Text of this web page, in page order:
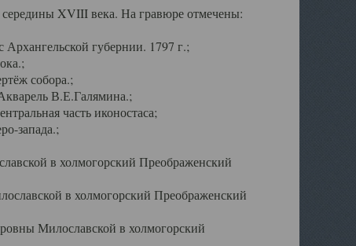
XVIII века. На гравюре отмечены:
губернии. 1797 г.;
собора.;
В.Е.Галямина.;
часть иконостаса;
запада.;
в холмогорский Преображенский
в холмогорский Преображенский
Милославской в холмогорский